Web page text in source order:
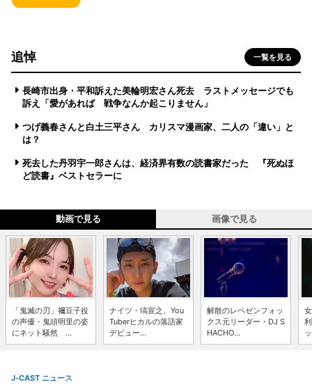
追悼 一覧を見る
長崎市出身・平和訴えた美輪明宏さん死去 ラストメッセージでも
訴え「愛があれば 戦争なんか起こりません」
つげ義春さんと白土三平さん カリスマ漫画家、二人の「違い」と
は？
死去した丹羽宇一郎さんは、経済界有数の読書家だった 『死ぬほ
ど読書』ベストセラーに
動画で見る 画像で見る
「鬼滅の刃」禰豆子役
の声優・鬼頭明里の姿
にネット騒然 ...
ナイツ・塙宣之、You
Tuberヒカルの落語家
デビュー...
解散のレペゼンフォッ
クス元リーダー・DJ S
HACHO...
J-CAST ニュース